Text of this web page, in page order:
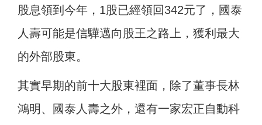
股息領到今年，1股已經領回342元了，國泰
人壽可能是信驊邁向股王之路上，獲利最大
的外部股東。
其實早期的前十大股東裡面，除了董事長林
鴻明、國泰人壽之外，還有一家宏正自動科